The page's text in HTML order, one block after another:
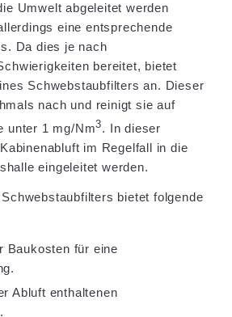
Umwelt abgeleitet werden
eine entsprechende
Da dies je nach
bereitet, bietet
Schwebstaubfilters an. Dieser
nach und reinigt sie auf
unter 1 mg/Nm3. In dieser
im Regelfall in die
eingeleitet werden.
bietet folgende
Baukosten für eine
Abluft enthaltenen